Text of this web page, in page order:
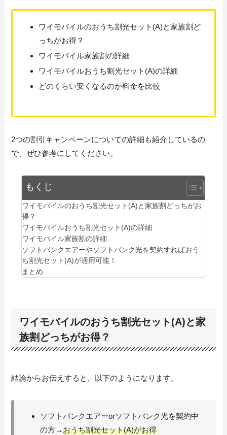
ワイモバイルのおうち割光セット(A)と家族割ど
っちがお得？
ワイモバイル家族割の詳細
ワイモバイルおうち割光セット(A)の詳細
どのくらい安くなるのか料金を比較
2つの割引キャンペーンについての詳細も紹介しているの
で、ぜひ参考にしてください。
もくじ
ワイモバイルのおうち割光セット(A)と家族割どっちがお
得？
ワイモバイルおうち割光セット(A)の詳細
ワイモバイル家族割の詳細
ソフトバンクエアーやソフトバンク光を契約すればおう
ち割光セット(A)が適用可能！
まとめ
ワイモバイルのおうち割光セット(A)と家
族割どっちがお得？
結論からお伝えすると、以下のようになります。
ソフトバンクエアーorソフトバンク光を契約中
の方→おうち割光セット(A)がお得